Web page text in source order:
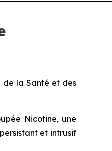
de la Santé et des
Nicotine, une
et intrusif